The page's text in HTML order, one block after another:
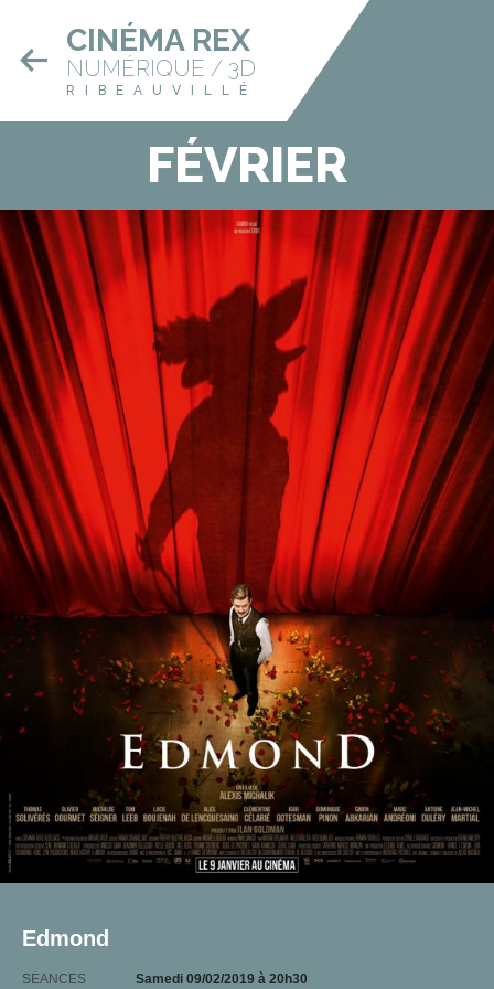
CINÉMA REX
NUMÉRIQUE / 3D
RIBEAUVILLÉ
FÉVRIER
Edmond
SÉANCES Samedi 09/02/2019 à 20h30